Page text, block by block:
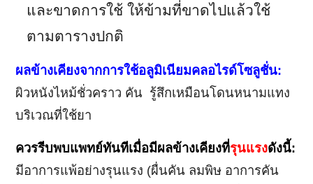
และขาดการใช้ ให้ข้ามที่ขาดไปแล้วใช้
ตามตารางปกติ
ผลข้างเคียงจากการใช้อลูมิเนียมคลอไรด์โซลูชั่น:
ผิวหนังไหม้ชั่วคราว คัน รู้สึกเหมือนโดนหนามแทง
บริเวณที่ใช้ยา
ควรรีบพบแพทย์ทันทีเมื่อมีผลข้างเคียงที่รุนแรงดังนี้:
มีอาการแพ้อย่างรุนแรง (ผื่นคัน ลมพิษ อาการคัน